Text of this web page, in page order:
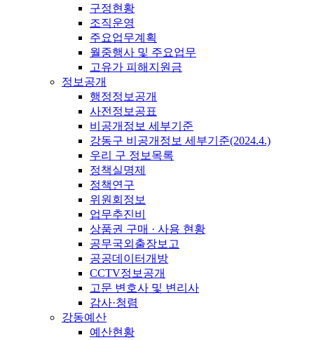
구정현황
조직운영
주요업무계획
월중행사 및 주요업무
고유가 피해지원금
정보공개
행정정보공개
사전정보공표
비공개정보 세부기준
강동구 비공개정보 세부기준(2024.4.)
우리 구 정보목록
정책실명제
정책연구
위원회정보
업무추진비
상품권 구매 · 사용 현황
공무국외출장보고
공공데이터개방
CCTV정보공개
고문 변호사 및 변리사
감사·청렴
강동예산
예산현황